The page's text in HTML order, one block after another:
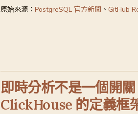
原始來源： PostgreSQL 官方新聞 、 GitHub
即時分析不是一個開
ClickHouse 的定義框